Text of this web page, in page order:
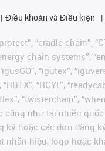
Điều khoản và Điều kiện
“cradle-chain”,
chain systems”,
“igutex”,
“RCYL”,
“twisterchain”,
như tại nhiều
hoặc các đơn đăng
hiệu, logo hoặc